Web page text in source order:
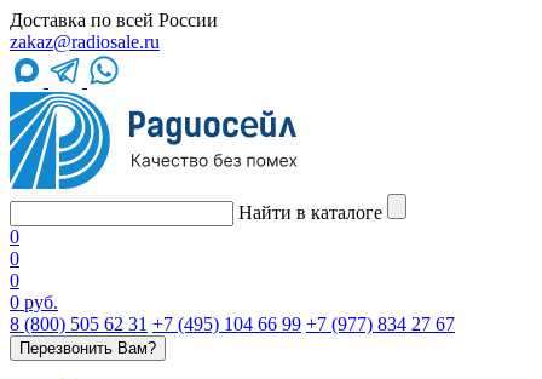
Доставка по всей России
zakaz@radiosale.ru
Найти в каталоге
0
0
0
0 руб.
8 (800) 505 62 31 +7 (495) 104 66 99 +7 (977) 834 27 67
Перезвонить Вам?